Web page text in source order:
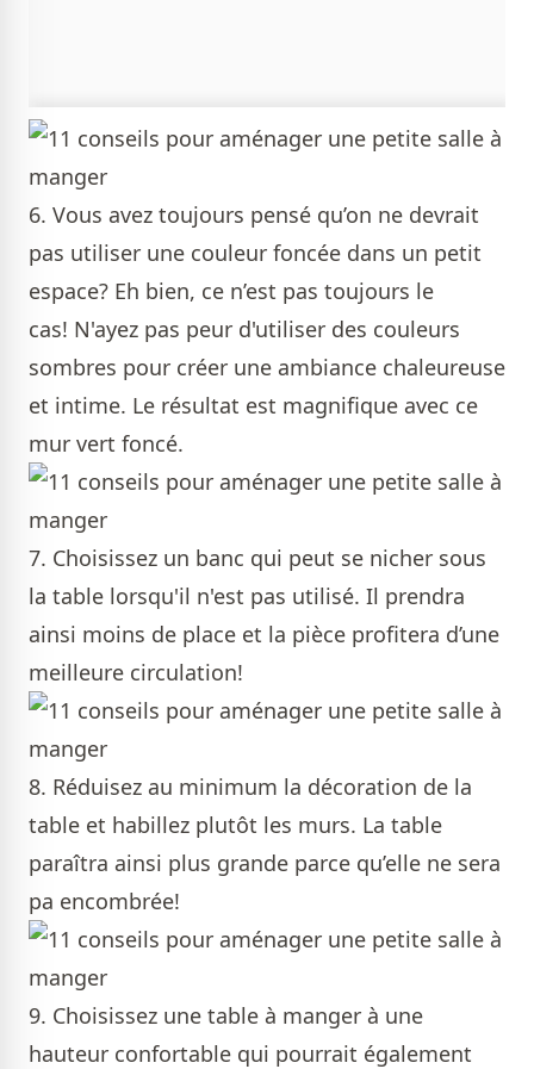
6. Vous avez toujours pensé qu’on ne devrait
pas utiliser une couleur foncée dans un petit
espace? Eh bien, ce n’est pas toujours le
cas! N'ayez pas peur d'utiliser des couleurs
sombres pour créer une ambiance chaleureuse
et intime. Le résultat est magnifique avec ce
mur vert foncé.
7. Choisissez un banc qui peut se nicher sous
la table lorsqu'il n'est pas utilisé. Il prendra
ainsi moins de place et la pièce profitera d’une
meilleure circulation!
8. Réduisez au minimum la décoration de la
table et habillez plutôt les murs. La table
paraîtra ainsi plus grande parce qu’elle ne sera
pa encombrée!
9. Choisissez une table à manger à une
hauteur confortable qui pourrait également